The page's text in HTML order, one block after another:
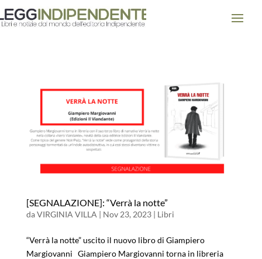
[SEGNALAZIONE]: “Verrà la notte”
daVIRGINIA VILLA | Nov 23, 2023| Libri
“Verrà la notte” uscito il nuovo libro di Giampiero
Margiovanni Giampiero Margiovanni torna in libreria